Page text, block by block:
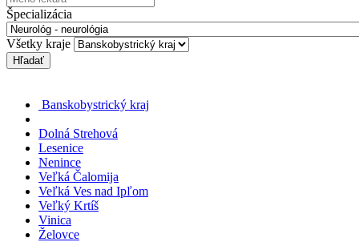
Špecializácia
Všetky kraje
Hľadať
Banskobystrický kraj
Dolná Strehová
Lesenice
Nenince
Veľká Čalomija
Veľká Ves nad Ipľom
Veľký Krtíš
Vinica
Želovce